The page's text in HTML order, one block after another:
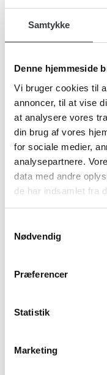
Samtykke
Denne hjemmeside
Vi bruger cookies til
annoncer, til at vise
at analysere vores
din brug af vores
for sociale medier,
analysepartnere.
data med andre
de har indsamlet fra
Nødvendig
Præferencer
Statistik
Marketing
Firma*
Telefonnr.*
Email*
Kommentar
Jeg bekræfter